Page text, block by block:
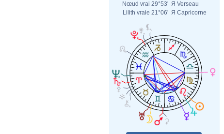
Nœud vrai 29°53' Я Verseau
Lilith vraie 21°06' Я Capricorne